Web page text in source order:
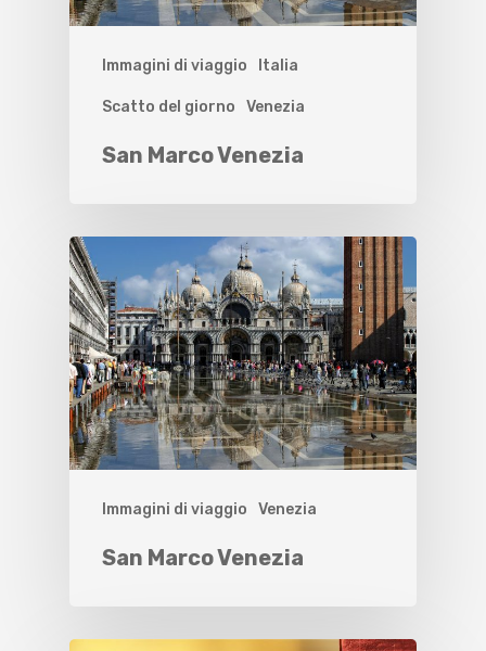
Immagini di viaggio Italia
Scatto del giorno Venezia
San Marco Venezia
Immagini di viaggio Venezia
San Marco Venezia